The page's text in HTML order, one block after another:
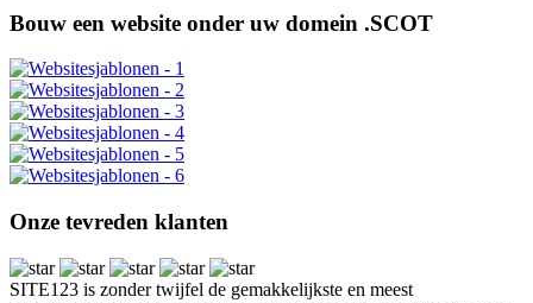
Bouw een website onder uw domein .SCOT
Onze tevreden klanten
SITE123 is zonder twijfel de gemakkelijkste en meest